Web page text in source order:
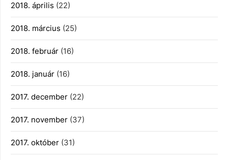
2018. április (22)
2018. március (25)
2018. február (16)
2018. január (16)
2017. december (22)
2017. november (37)
2017. október (31)